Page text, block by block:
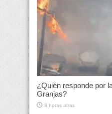
¿Quién responde por
Granjas?
8 horas atras